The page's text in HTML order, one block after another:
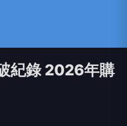
紀錄 2026年購